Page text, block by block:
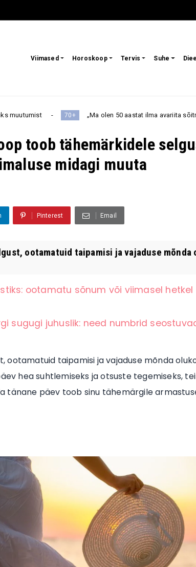
Viimased Horoskoop Tervis Suhe
70+ „Ma olen 50 aastat ilma avariita sõitnud” – kas 70+
toob tähemärkidele
midagi muuta
Pinterest Email
ootamatuid taipamisi ja vajaduse mõnda
ootamatu sõnum või viimasel
sugugi juhuslik: need numbrid
ootamatuid taipamisi ja vajaduse mõnda
hea suhtlemiseks ja otsuste tegemiseks,
tänane päev toob sinu tähemärgile